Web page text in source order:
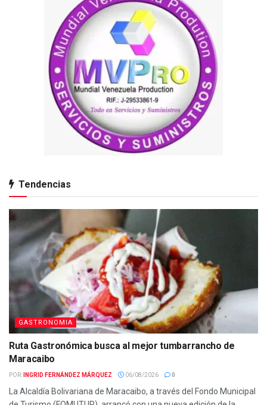
Tendencias
GASTRONOMIA
Ruta Gastronómica busca al mejor tumbarrancho de
Maracaibo
POR: INGRID FERNÁNDEZ MÁRQUEZ 06/08/2026 0
La Alcaldía Bolivariana de Maracaibo, a través del Fondo Municipal